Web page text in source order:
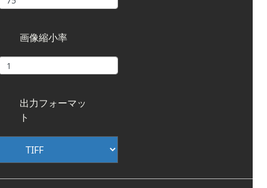
画像縮小率
出力フォーマッ
ト